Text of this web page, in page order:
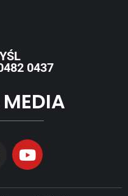
0437